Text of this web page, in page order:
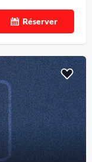
Réserver